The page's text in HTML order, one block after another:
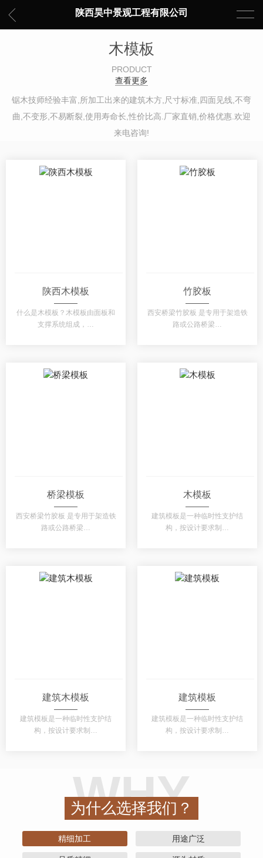
陕西昊中景观工程有限公司
木模板
PRODUCT
查看更多
锯木技师经验丰富,所加工出来的建筑木方,尺寸标准,四面见线,不弯
曲,不变形,不易断裂,使用寿命长,性价比高.厂家直销,价格优惠.欢迎
来电咨询!
陕西木模板
什么是木模板？木模板由面板和
支撑系统组成，…
竹胶板
西安桥梁竹胶板 是专用于架造铁
路或公路桥梁…
桥梁模板
西安桥梁竹胶板 是专用于架造铁
路或公路桥梁…
木模板
建筑模板是一种临时性支护结
构，按设计要求制…
建筑木模板
建筑模板是一种临时性支护结
构，按设计要求制…
建筑模板
建筑模板是一种临时性支护结
构，按设计要求制…
WHY
为什么选择我们？
精细加工 用途广泛